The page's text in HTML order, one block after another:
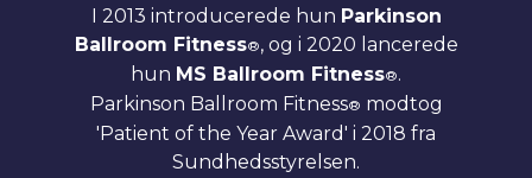
I 2013 introducerede hun Parkinson
Ballroom Fitness®, og i 2020 lancerede
hun MS Ballroom Fitness®.
Parkinson Ballroom Fitness® modtog
'Patient of the Year Award' i 2018 fra
Sundhedsstyrelsen.